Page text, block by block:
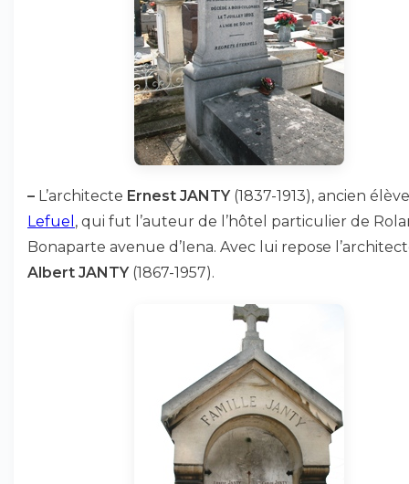
– L’architecte Ernest JANTY(1837-1913), ancien
Lefuel , qui fut l’auteur de l’hôtel particulier de
Bonaparte avenue d’Iena. Avec lui repose
Albert JANTY(1867-1957).